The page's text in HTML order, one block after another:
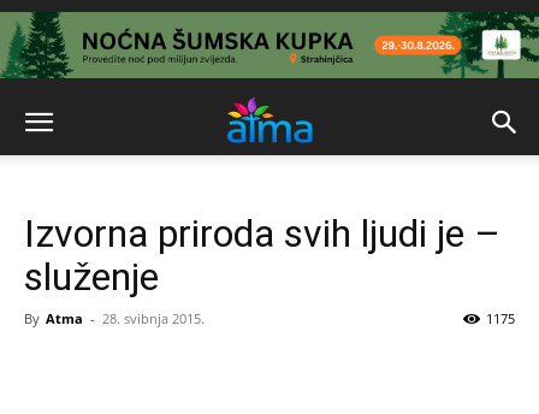
Izvorna priroda svih ljudi je –
služenje
By Atma - 28. svibnja 2015. 1175